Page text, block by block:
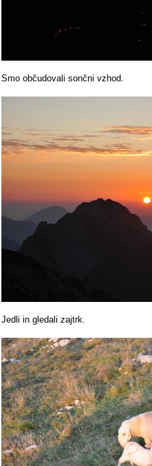
Smo občudovali sončni vzhod.
Jedli in gledali zajtrk.